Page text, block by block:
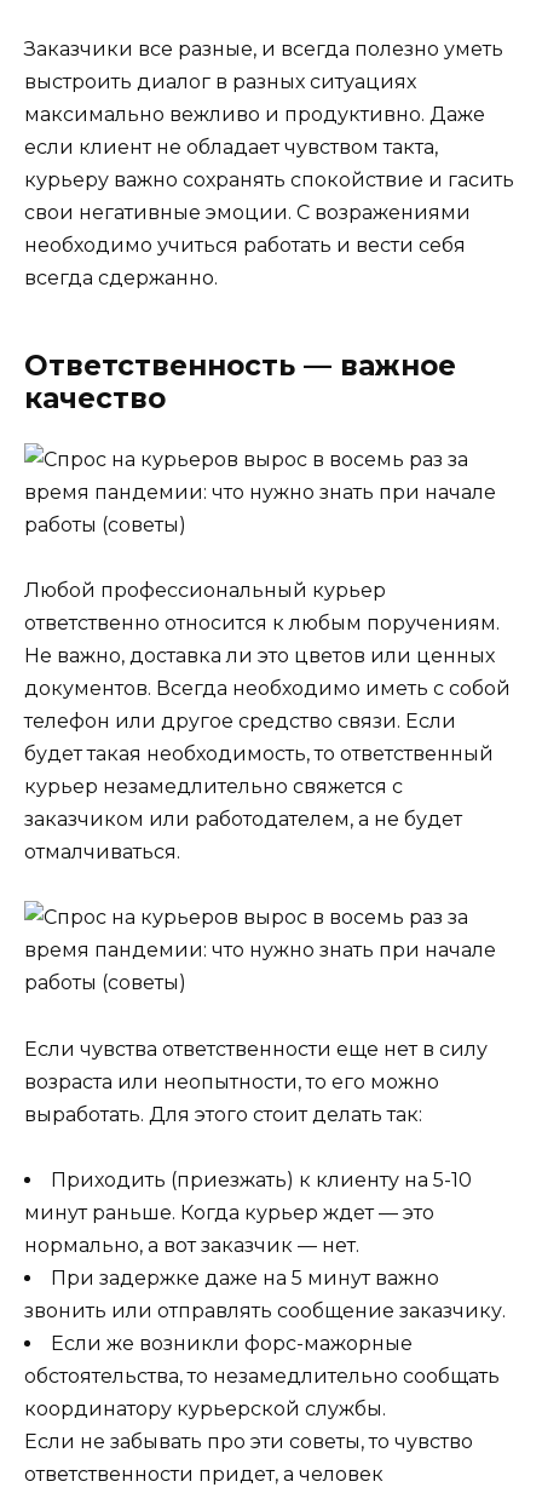
Заказчики все разные, и всегда полезно уметь
выстроить диалог в разных ситуациях
максимально вежливо и продуктивно. Даже
если клиент не обладает чувством такта,
курьеру важно сохранять спокойствие и гасить
свои негативные эмоции. С возражениями
необходимо учиться работать и вести себя
всегда сдержанно.
Ответственность — важное
качество
Любой профессиональный курьер
ответственно относится к любым поручениям.
Не важно, доставка ли это цветов или ценных
документов. Всегда необходимо иметь с собой
телефон или другое средство связи. Если
будет такая необходимость, то ответственный
курьер незамедлительно свяжется с
заказчиком или работодателем, а не будет
отмалчиваться.
Если чувства ответственности еще нет в силу
возраста или неопытности, то его можно
выработать. Для этого стоит делать так:
Приходить (приезжать) к клиенту на 5-10
минут раньше. Когда курьер ждет — это
нормально, а вот заказчик — нет.
При задержке даже на 5 минут важно
звонить или отправлять сообщение заказчику.
Если же возникли форс-мажорные
обстоятельства, то незамедлительно сообщать
координатору курьерской службы.
Если не забывать про эти советы, то чувство
ответственности придет, а человек